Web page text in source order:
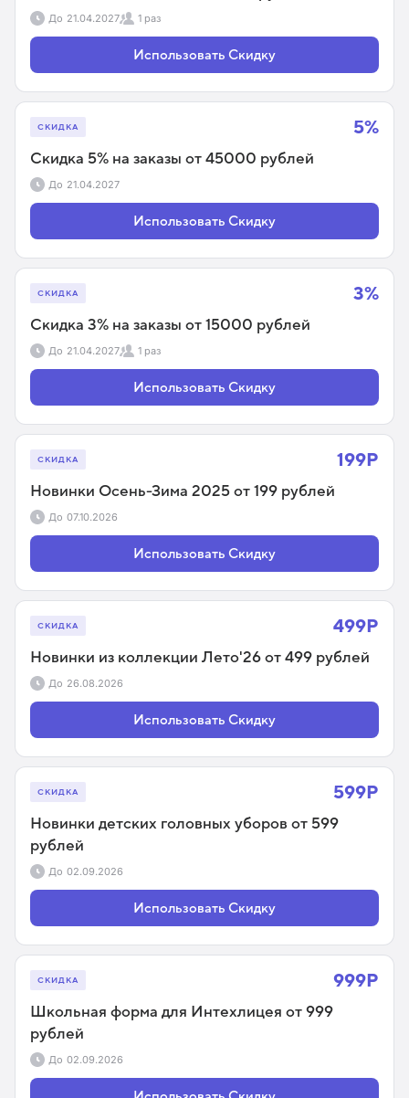
До 21.04.2027 1 раз
Использовать Скидку
5%
СКИДКА
Скидка 5% на заказы от 45000 рублей
До 21.04.2027
Использовать Скидку
3%
СКИДКА
Скидка 3% на заказы от 15000 рублей
До 21.04.2027 1 раз
Использовать Скидку
199Р
СКИДКА
Новинки Осень-Зима 2025 от 199 рублей
До 07.10.2026
Использовать Скидку
499Р
СКИДКА
Новинки из коллекции Лето'26 от 499 рублей
До 26.08.2026
Использовать Скидку
599Р
СКИДКА
Новинки детских головных уборов от 599
рублей
До 02.09.2026
Использовать Скидку
999Р
СКИДКА
Школьная форма для Интехлицея от 999
рублей
До 02.09.2026